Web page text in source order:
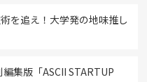
を追え！大学発の地味推し
集版「ASCII STARTUP